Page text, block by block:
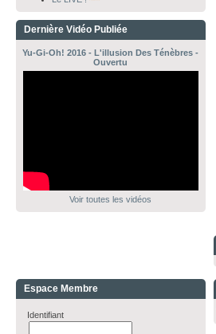
Dernière Vidéo Publiée
Yu-Gi-Oh! 2016 - L'illusion Des Ténèbres -
Ouvertu
Voir toutes les vidéos
Espace Membre
Identifiant